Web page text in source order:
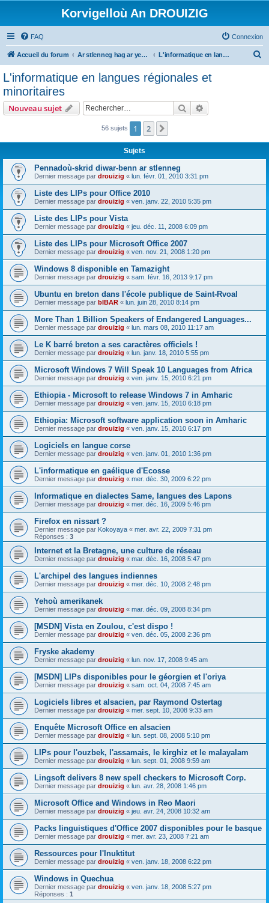
Korvigelloù An DROUIZIG
FAQ Connexion
Accueil du forum Ar stlenneg hag ar yezhoù bihan er bed a-bezh L'informatique en langues régionales et minoritaires
c
r
L'informatique en langues régionales et
minoritaires
Nouveau sujet Rechercher
56 sujets 1 2
Sujets
Pennadoù-skrid diwar-benn ar stlenneg
Dernier message par drouizig « lun. févr. 01, 2010 3:31 pm
Liste des LIPs pour Office 2010
Dernier message par drouizig « ven. janv. 22, 2010 5:35 pm
Liste des LIPs pour Vista
Dernier message par drouizig « jeu. déc. 11, 2008 6:09 pm
Liste des LIPs pour Microsoft Office 2007
Dernier message par drouizig « ven. nov. 21, 2008 1:20 pm
Windows 8 disponible en Tamazight
Dernier message par drouizig « sam. févr. 16, 2013 9:17 pm
Ubuntu en breton dans l'école publique de Saint-Rvoal
Dernier message par bIBAR « lun. juin 28, 2010 8:14 pm
More Than 1 Billion Speakers of Endangered Languages...
Dernier message par drouizig « lun. mars 08, 2010 11:17 am
Le K barré breton a ses caractères officiels !
Dernier message par drouizig « lun. janv. 18, 2010 5:55 pm
Microsoft Windows 7 Will Speak 10 Languages from Africa
Dernier message par drouizig « ven. janv. 15, 2010 6:21 pm
Ethiopia - Microsoft to release Windows 7 in Amharic
Dernier message par drouizig « ven. janv. 15, 2010 6:18 pm
Ethiopia: Microsoft software application soon in Amharic
Dernier message par drouizig « ven. janv. 15, 2010 6:17 pm
Logiciels en langue corse
Dernier message par drouizig « ven. janv. 01, 2010 1:36 pm
L'informatique en gaélique d'Ecosse
Dernier message par drouizig « mer. déc. 30, 2009 6:22 pm
Informatique en dialectes Same, langues des Lapons
Dernier message par drouizig « mer. déc. 16, 2009 5:46 pm
Firefox en nissart ?
Dernier message par Kokoyaya « mer. avr. 22, 2009 7:31 pm
Réponses : 3
Internet et la Bretagne, une culture de réseau
Dernier message par drouizig « mar. déc. 16, 2008 5:47 pm
L'archipel des langues indiennes
Dernier message par drouizig « mer. déc. 10, 2008 2:48 pm
Yehoù amerikanek
Dernier message par drouizig « mar. déc. 09, 2008 8:34 pm
[MSDN] Vista en Zoulou, c'est dispo !
Dernier message par drouizig « ven. déc. 05, 2008 2:36 pm
Fryske akademy
Dernier message par drouizig « lun. nov. 17, 2008 9:45 am
[MSDN] LIPs disponibles pour le géorgien et l'oriya
Dernier message par drouizig « sam. oct. 04, 2008 7:45 am
Logiciels libres et alsacien, par Raymond Ostertag
Dernier message par drouizig « mer. sept. 10, 2008 9:33 am
Enquête Microsoft Office en alsacien
Dernier message par drouizig « lun. sept. 08, 2008 5:10 pm
LIPs pour l'ouzbek, l'assamais, le kirghiz et le malayalam
Dernier message par drouizig « lun. sept. 01, 2008 9:59 am
Lingsoft delivers 8 new spell checkers to Microsoft Corp.
Dernier message par drouizig « lun. avr. 28, 2008 1:46 pm
Microsoft Office and Windows in Reo Maori
Dernier message par drouizig « jeu. avr. 24, 2008 10:32 am
Packs linguistiques d'Office 2007 disponibles pour le basque
Dernier message par drouizig « mer. avr. 23, 2008 7:21 am
Ressources pour l'Inuktitut
Dernier message par drouizig « ven. janv. 18, 2008 6:22 pm
Windows in Quechua
Dernier message par drouizig « ven. janv. 18, 2008 5:27 pm
Réponses : 1